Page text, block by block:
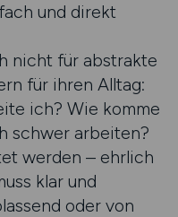
und direkt
nicht für abstrakte
für ihren Alltag:
ich? Wie komme
schwer arbeiten?
werden – ehrlich
klar und
oder von